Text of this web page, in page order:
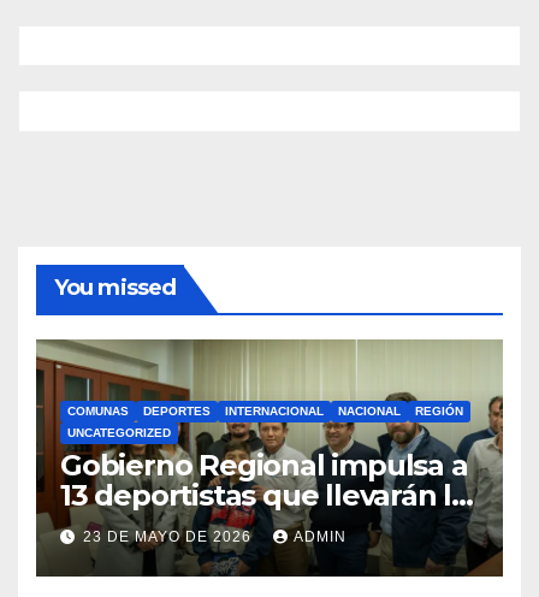
You missed
COMUNAS DEPORTES INTERNACIONAL NACIONAL
REGIÓN
UNCATEGORIZED
Gobierno Regional impulsa a
13 deportistas que llevarán la
bandera maulina a
competencias
internacionales
23 DE MAYO DE 2026 ADMIN